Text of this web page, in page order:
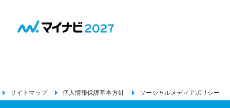
サイトマップ 個人情報保護基本方針 ソーシャルメディアポリシー